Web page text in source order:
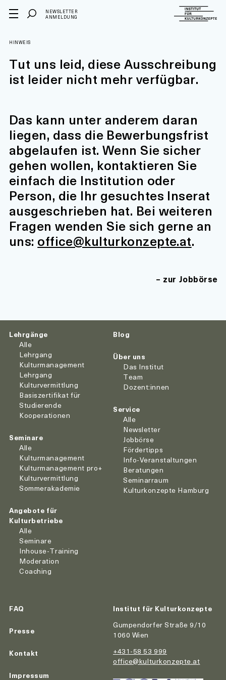
NEWSLETTER
ANMELDUNG
HINWEIS
Tut uns leid, diese Ausschreibung
ist leider nicht mehr verfügbar.
Das kann unter anderem daran
liegen, dass die Bewerbungsfrist
abgelaufen ist. Wenn Sie sicher
gehen wollen, kontaktieren Sie
einfach die Institution oder
Person, die Ihr gesuchtes Inserat
ausgeschrieben hat. Bei weiteren
Fragen wenden Sie sich gerne an
uns: office@kulturkonzepte.at.
zur Jobbörse
Lehrgänge
Alle
Lehrgang
Kulturmanagement
Lehrgang
Kulturvermittlung
Basiszertifikat für
Studierende
Kooperationen
Seminare
Alle
Kulturmanagement
Kulturmanagement pro+
Kulturvermittlung
Sommerakademie
Angebote für
Kulturbetriebe
Alle
Seminare
Inhouse-Training
Moderation
Coaching
Blog
Über uns
Das Institut
Team
Dozent:innen
Service
Alle
Newsletter
Jobbörse
Fördertipps
Info-Veranstaltungen
Beratungen
Seminarraum
Kulturkonzepte Hamburg
FAQ
Presse
Kontakt
Impressum
Institut für Kulturkonzepte
Gumpendorfer Straße 9/10
1060 Wien
+431-58 53 999
office@kulturkonzepte.at